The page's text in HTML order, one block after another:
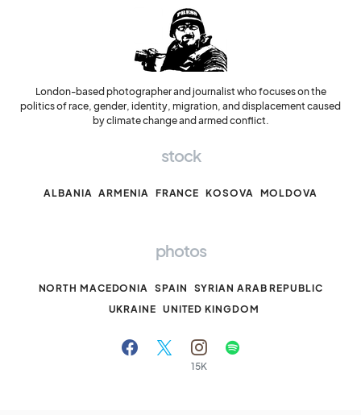
London-based photographer and journalist who focuses on the
politics of race, gender, identity, migration, and displacement caused
by climate change and armed conflict.
stock
ALBANIA ARMENIA FRANCE KOSOVA MOLDOVA
photos
NORTH MACEDONIA SPAIN
SYRIAN ARAB REPUBLIC
UKRAINE UNITED KINGDOM
15K